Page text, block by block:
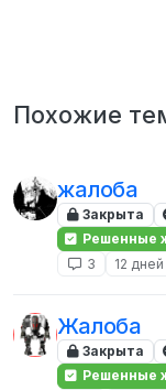
Похожие
жалоба
Закрыта
Решенные
3
12
Жалоба
Закрыта
Решенные